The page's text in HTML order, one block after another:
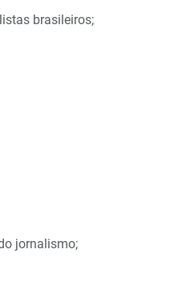
brasileiros;
jornalismo;